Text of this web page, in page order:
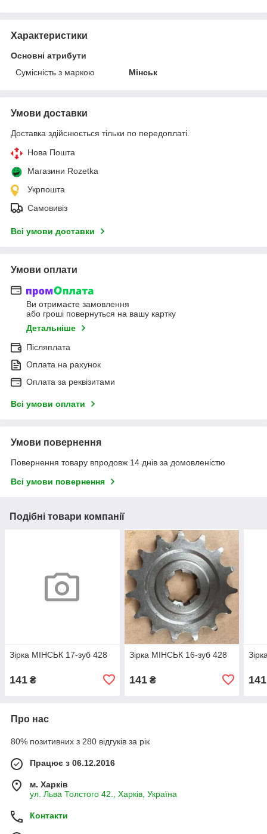
Характеристики
Основні атрибути
Сумісність з маркою
Мінськ
Умови доставки
Доставка здійснюється тільки по передоплаті.
Нова Пошта
Магазини Rozetka
Укрпошта
Самовивіз
Всі умови доставки
Умови оплати
Ви отримаєте замовлення
або гроші повернуться на вашу картку
Детальніше
Післяплата
Оплата на рахунок
Оплата за реквізитами
Всі умови оплати
Умови повернення
Повернення товару впродовж 14 днів за домовленістю
Всі умови повернення
Подібні товари компанії
Зірка МІНСЬК 17-зуб 428
141 ₴
Зірка МІНСЬК 16-зуб 428
141₴ 141
Про нас
80% позитивних з 280 відгуків за рік
Працює з 06.12.2016
м. Харків
ул. Льва Толстого 42., Харків, Україна
Контакти